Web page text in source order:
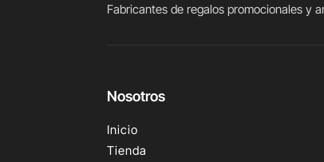
Fabricantes de regalos promocionales y
Nosotros
Inicio
Tienda